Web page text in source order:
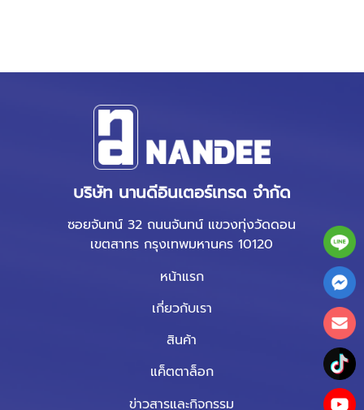
บริษัท นานดีอินเตอร์เทรด จำกัด
ซอยจันทน์ 32 ถนนจันทน์ แขวงทุ่งวัดดอน
เขตสาทร กรุงเทพมหานคร 10120
หน้าแรก
เกี่ยวกับเรา
สินค้า
แค็ตตาล็อก
ข่าวสารและกิจกรรม